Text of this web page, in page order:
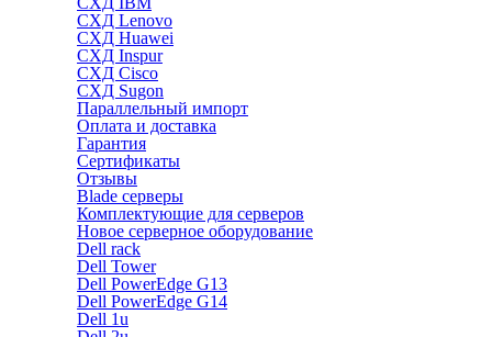
СХД Lenovo
СХД Huawei
СХД Inspur
СХД Cisco
СХД Sugon
Параллельный импорт
Оплата и доставка
Гарантия
Сертификаты
Отзывы
Blade серверы
Комплектующие для серверов
Новое серверное оборудование
Dell rack
Dell Tower
Dell PowerEdge G13
Dell PowerEdge G14
Dell 1u